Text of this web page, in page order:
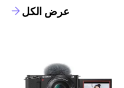
عرض الكل